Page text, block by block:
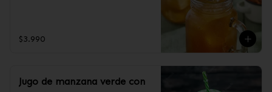
$3.990
Jugo de manzana verde con